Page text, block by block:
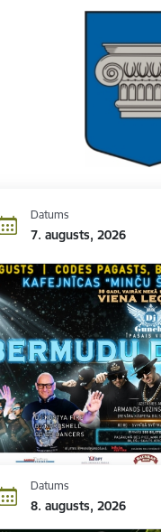
Datums
7. augusts, 2026
Datums
8. augusts, 2026